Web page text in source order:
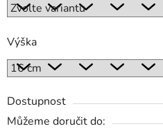
Výška
Dostupnost
Můžeme doručit do: